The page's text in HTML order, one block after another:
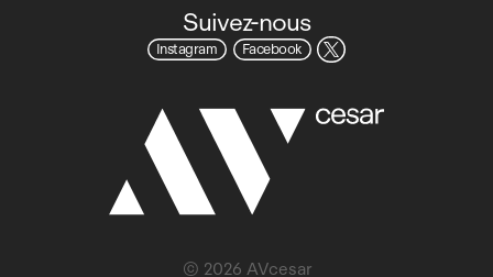
Suivez-nous
Instagram Facebook
© 2026 AVcesar